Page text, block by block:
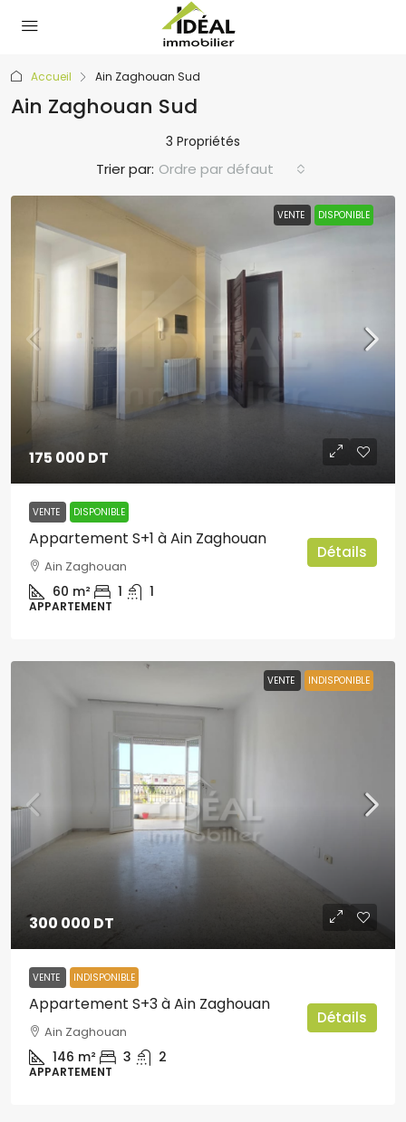
Accueil Ain Zaghouan Sud
Ain Zaghouan Sud
3 Propriétés
Trier par: Ordre par défaut
VENTE DISPONIBLE
175 000 DT
VENTE DISPONIBLE
Appartement S+1 à Ain Zaghouan
Ain Zaghouan
60 m² 1 1
APPARTEMENT
Détails
VENTE INDISPONIBLE
300 000 DT
VENTE INDISPONIBLE
Appartement S+3 à Ain Zaghouan
Ain Zaghouan
146 m² 3 2
APPARTEMENT
Détails